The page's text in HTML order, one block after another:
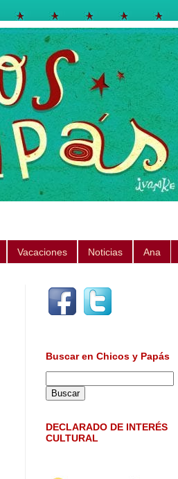
Vacaciones Noticias Ana
Buscar en Chicos y Papás
DECLARADO DE INTERÉS
CULTURAL